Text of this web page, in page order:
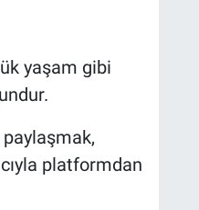
yaşam gibi
platformdan